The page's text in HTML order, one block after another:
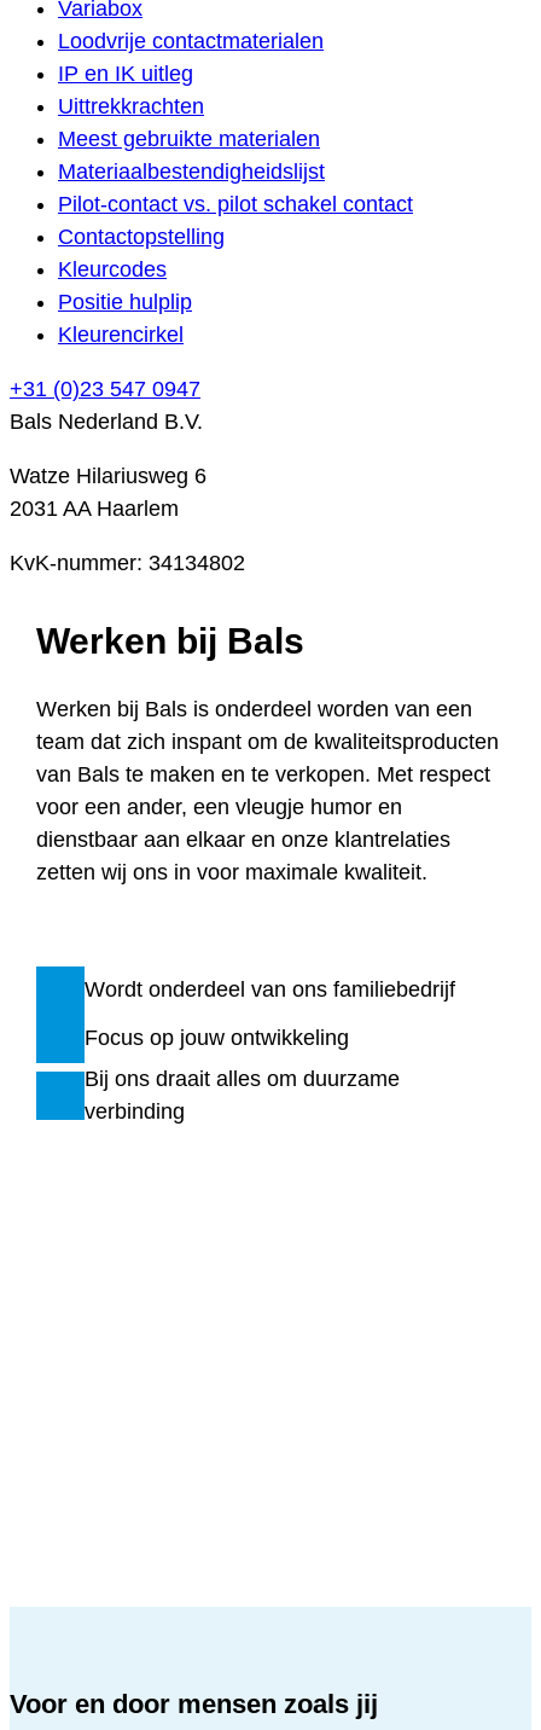
Variabox
Loodvrije contactmaterialen
IP en IK uitleg
Uittrekkrachten
Meest gebruikte materialen
Materiaalbestendigheidslijst
Pilot-contact vs. pilot schakel contact
Contactopstelling
Kleurcodes
Positie hulplip
Kleurencirkel
+31 (0)23 547 0947
Bals Nederland B.V.
Watze Hilariusweg 6
2031 AA Haarlem
KvK-nummer: 34134802
Werken bij Bals
Werken bij Bals is onderdeel worden van een
team dat zich inspant om de kwaliteitsproducten
van Bals te maken en te verkopen. Met respect
voor een ander, een vleugje humor en
dienstbaar aan elkaar en onze klantrelaties
zetten wij ons in voor maximale kwaliteit.
Wordt onderdeel van ons familiebedrijf
Focus op jouw ontwikkeling
Bij ons draait alles om duurzame
verbinding
Voor en door mensen zoals jij